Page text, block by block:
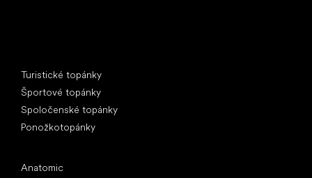
Turistické topánky
Športové topánky
Spoločenské topánky
Ponožkotopánky
Anatomic